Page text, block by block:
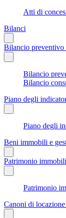
Atti di
Bilanci
Bilancio preventivo
Bilancio
Bilancio
Piano degli
Piano degli
Beni immobili e
Patrimonio
Patrimonio
Canoni di